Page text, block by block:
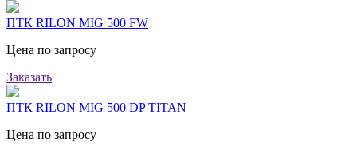
ПТК RILON MIG 500 FW
Цена по запросу
Заказать
ПТК RILON MIG 500 DP TITAN
Цена по запросу